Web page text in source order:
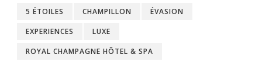
5 ÉTOILES CHAMPILLON
ÉVASION
EXPERIENCES
LUXE
ROYAL CHAMPAGNE HÔTEL & SPA